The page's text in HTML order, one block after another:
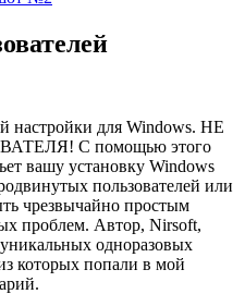
настройки для Windows. НЕ
С помощью этого
вашу установку Windows
пользователей или
чрезвычайно простым
проблем. Автор, Nirsoft,
одноразовых
которых попали в мой